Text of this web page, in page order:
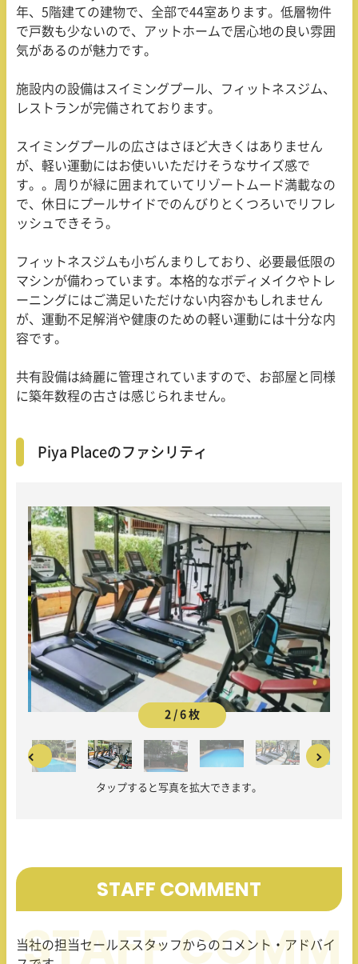
年、 5 階建ての建物で、全部で44室あります。低層物件
で戸数も少ないので、アットホームで居心地の良い雰囲
気があるのが魅力です。
施設内の設備はスイミングプール、フィットネスジム、
レストランが完備されております。
スイミングプールの広さはさほど大きくはありません
が、軽い運動にはお使いいただけそうなサイズ感で
す。。周りが緑に囲まれていてリゾートムード満載なの
で、休日にプールサイドでのんびりとくつろいでリフレ
ッシュできそう。
フィットネスジムも小ぢんまりしており、必要最低限の
マシンが備わっています。本格的なボディメイクやトレ
ーニングにはご満足いただけない内容かもしれません
が、運動不足解消や健康のための軽い運動には十分な内
容です。
共有設備は綺麗に管理されていますので、お部屋と同様
に築年数程の古さは感じられません。
Piya Placeのファシリティ
2 / 6 枚
タップすると写真を拡大できます。
STAFF COMMENT
当社の担当セールススタッフからのコメント・アドバイ